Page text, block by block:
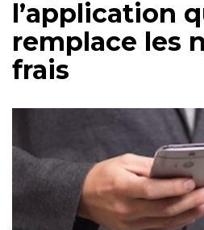
l’application
remplace les
frais